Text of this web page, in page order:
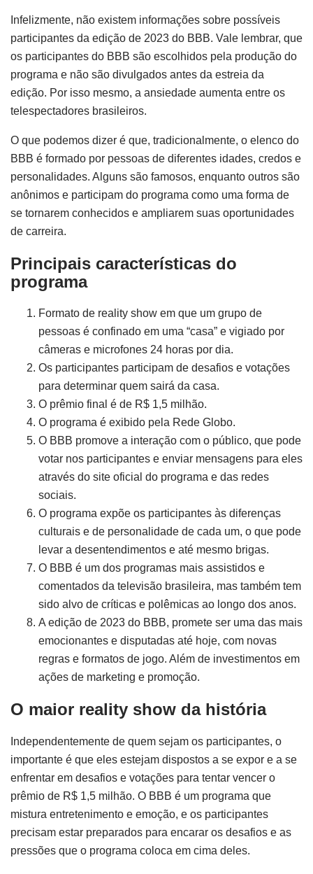
Infelizmente, não existem informações sobre possíveis
participantes da edição de 2023 do BBB. Vale lembrar, que
os participantes do BBB são escolhidos pela produção do
programa e não são divulgados antes da estreia da
edição. Por isso mesmo, a ansiedade aumenta entre os
telespectadores brasileiros.
O que podemos dizer é que, tradicionalmente, o elenco do
BBB é formado por pessoas de diferentes idades, credos e
personalidades. Alguns são famosos, enquanto outros são
anônimos e participam do programa como uma forma de
se tornarem conhecidos e ampliarem suas oportunidades
de carreira.
Principais características do
programa
Formato de reality show em que um grupo de
pessoas é confinado em uma “casa” e vigiado por
câmeras e microfones 24 horas por dia.
Os participantes participam de desafios e votações
para determinar quem sairá da casa.
O prêmio final é de R$ 1,5 milhão.
O programa é exibido pela Rede Globo.
O BBB promove a interação com o público, que pode
votar nos participantes e enviar mensagens para eles
através do site oficial do programa e das redes
sociais.
O programa expõe os participantes às diferenças
culturais e de personalidade de cada um, o que pode
levar a desentendimentos e até mesmo brigas.
O BBB é um dos programas mais assistidos e
comentados da televisão brasileira, mas também tem
sido alvo de críticas e polêmicas ao longo dos anos.
A edição de 2023 do BBB, promete ser uma das mais
emocionantes e disputadas até hoje, com novas
regras e formatos de jogo. Além de investimentos em
ações de marketing e promoção.
O maior reality show da história
Independentemente de quem sejam os participantes, o
importante é que eles estejam dispostos a se expor e a se
enfrentar em desafios e votações para tentar vencer o
prêmio de R$ 1,5 milhão. O BBB é um programa que
mistura entretenimento e emoção, e os participantes
precisam estar preparados para encarar os desafios e as
pressões que o programa coloca em cima deles.